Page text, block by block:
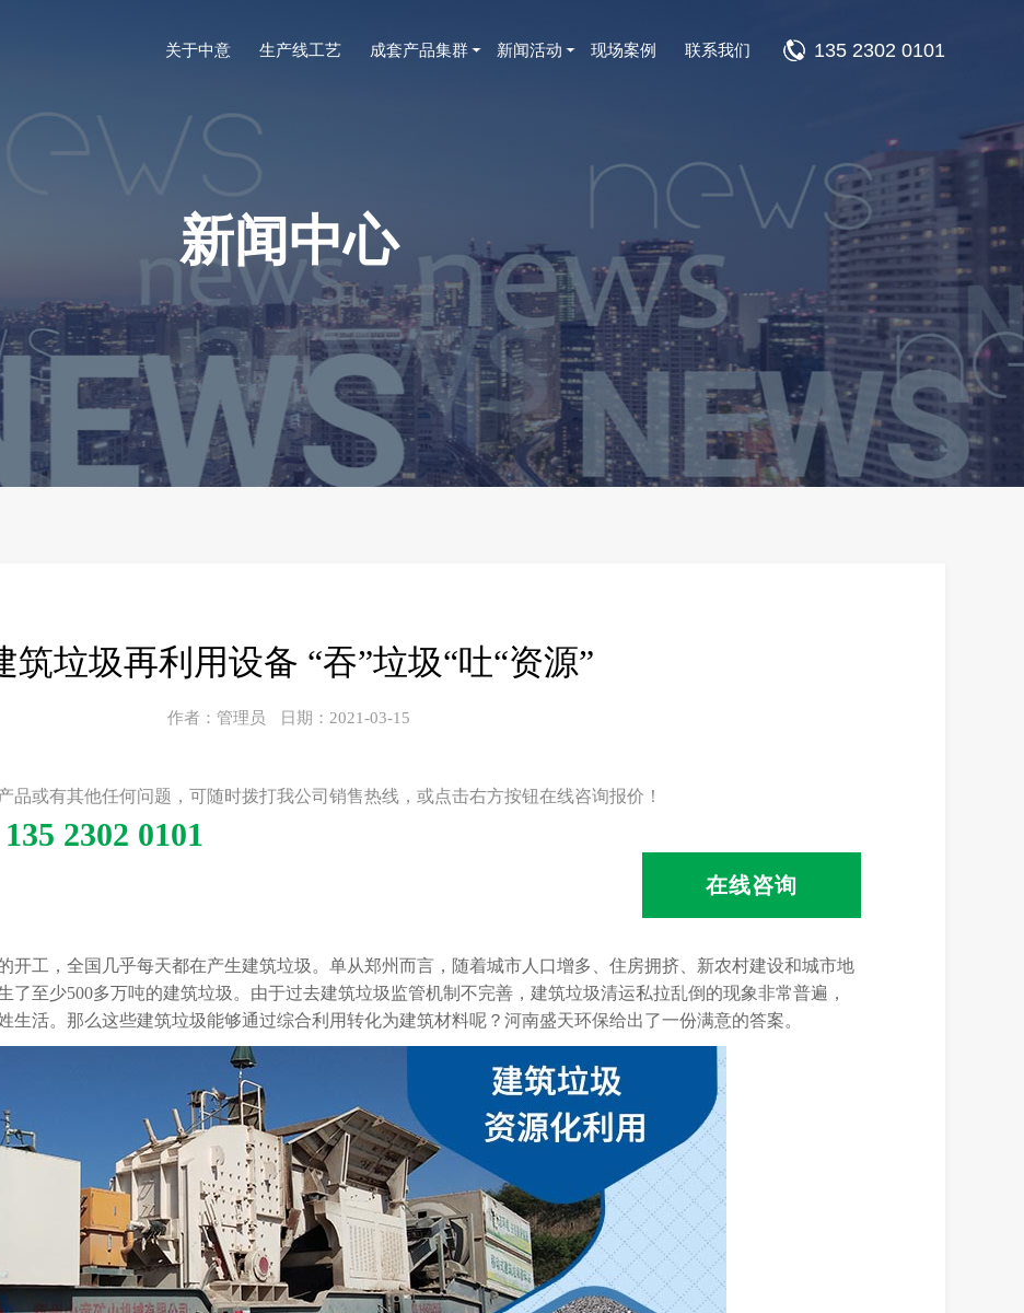
关于中意 生产线工艺 成套产品集群 新闻活动 现场案例 联系我们 135 2302 0101
新闻中心
筑垃圾再利用设备 “吞”垃圾“吐“资源”
作者：管理员 日期：2021-03-15
品或有其他任何问题，可随时拨打我公司销售热线，或点击右方按钮在线咨询报价！
135 2302 0101
在线咨询
开工，全国几乎每天都在产生建筑垃圾。单从郑州而言，随着城市人口增多、住房拥挤、新农村建设和城市地
了至少500多万吨的建筑垃圾。由于过去建筑垃圾监管机制不完善，建筑垃圾清运私拉乱倒的现象非常普遍，
生活。那么这些建筑垃圾能够通过综合利用转化为建筑材料呢？河南盛天环保给出了一份满意的答案。